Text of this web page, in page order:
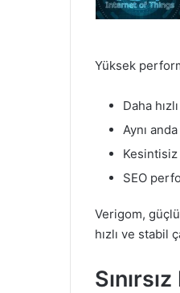
Yüksek
Daha
Aynı
Kesintisiz
SEO
Verigom,
hızlı ve stabil